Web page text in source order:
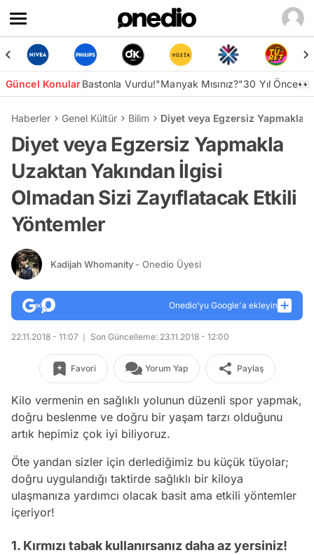
Güncel KonularBastonla Vurdu!"Manyak Mısınız?"30 Yıl Önce👀
Haberler Genel Kültür Bilim Diyet veya Egzersiz Yapmakla
Diyet veya Egzersiz Yapmakla
Uzaktan Yakından İlgisi
Olmadan Sizi Zayıflatacak Etkili
Yöntemler
Kadijah Whomanity - Onedio Üyesi
Onedio’yu Google'a ekleyin
22.11.2018 - 11:07 Son Güncelleme: 23.11.2018 - 12:00
Favori Yorum Yap Paylaş
Kilo vermenin en sağlıklı yolunun düzenli spor yapmak,
doğru beslenme ve doğru bir yaşam tarzı olduğunu
artık hepimiz çok iyi biliyoruz.
Öte yandan sizler için derlediğimiz bu küçük tüyolar;
doğru uygulandığı taktirde sağlıklı bir kiloya
ulaşmanıza yardımcı olacak basit ama etkili yöntemler
içeriyor!
1. Kırmızı tabak kullanırsanız daha az yersiniz!